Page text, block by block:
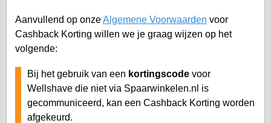
Aanvullend op onzeAlgemene Voorwaarden voor
Cashback Korting willen we je graag wijzen op het
volgende:
Bij het gebruik van een kortingscode voor
Wellshave die niet via Spaarwinkelen.nl is
gecommuniceerd, kan een Cashback Korting worden
afgekeurd.